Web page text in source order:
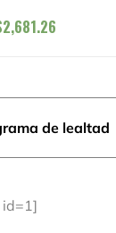
2,681.26
de lealtad